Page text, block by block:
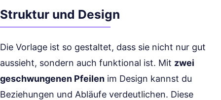
Struktur und Design
Die Vorlage ist so gestaltet, dass sie nicht nur gut
aussieht, sondern auch funktional ist. Mit zwei
geschwungenen Pfeilen im Design kannst du
Beziehungen und Abläufe verdeutlichen. Diese